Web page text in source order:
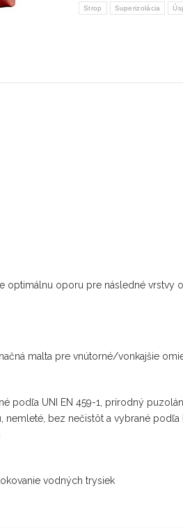
Strop Superizolácia
oporu pre následné vrstvy
malta pre vnútorné/vonkajšie
podľa UNI EN 459-1, prírodný
bez nečistôt a vybrané
vodných trysiek